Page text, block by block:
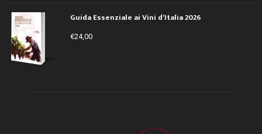
Guida Essenziale ai Vini d’Italia 2026
€24,00